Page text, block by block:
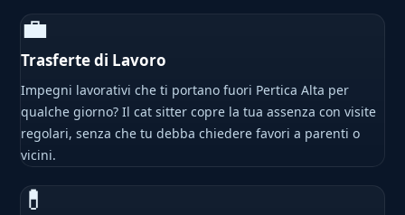
💼
Trasferte di Lavoro
Impegni lavorativi che ti portano fuori Pertica Alta per
qualche giorno? Il cat sitter copre la tua assenza con visite
regolari, senza che tu debba chiedere favori a parenti o
vicini.
💊